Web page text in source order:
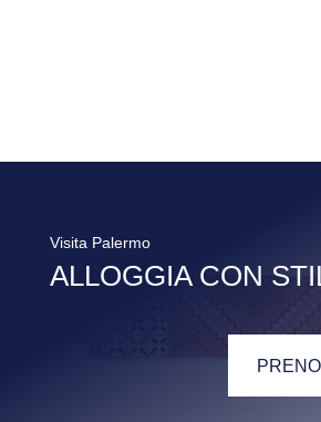
Visita Palermo
ALLOGGIA CON